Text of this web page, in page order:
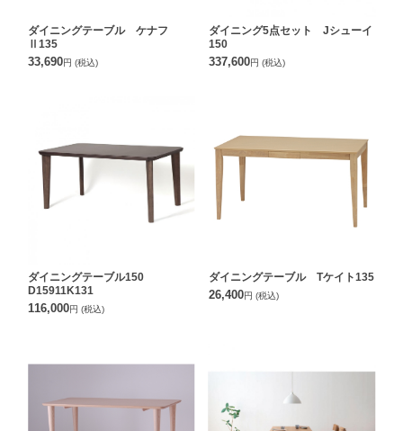
ダイニングテーブル ケナフ
Ⅱ135
33,690円 (税込)
ダイニング5点セット Jシューイ
150
337,600円 (税込)
ダイニングテーブル150
D15911K131
116,000円 (税込)
ダイニングテーブル Tケイト135
26,400円 (税込)